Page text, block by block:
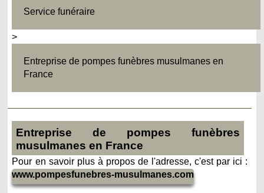
Service funéraire
>
Entreprise de pompes funèbres musulmanes en
France
Entreprise de pompes funèbres
musulmanes en France
Pour en savoir plus à propos de l'adresse, c'est par ici :
www.pompesfunebres-musulmanes.com